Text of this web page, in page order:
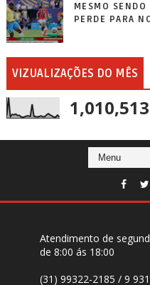
MESMO
PERDE PARA
VIZUALIZAÇÕES DO MÊS
1,010,513
Atendimento de
de 8:00 ás 18:00
(31) 99322-2185 / 9